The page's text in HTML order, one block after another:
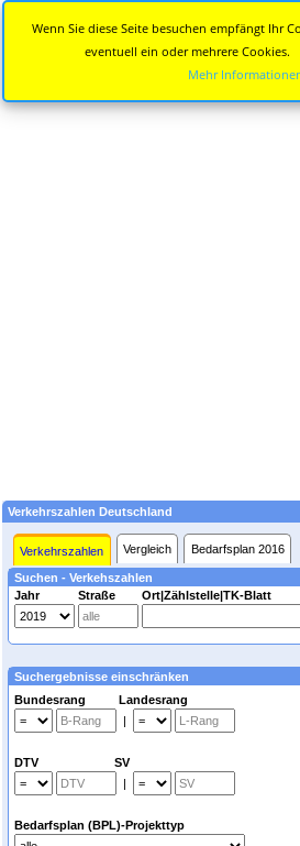
Verkehrszahlen Deutschland
Verkehrszahlen Vergleich Bedarfsplan 2016
Suchen - Verkehszahlen
Jahr
Straße Ort|Zählstelle|TK-Blatt
Suchergebnisse einschränken
Bundesrang Landesrang
|
DTV SV
|
Bedarfsplan (BPL)-Projekttyp
Wenn Sie diese Seite besuchen empfängt Ihr
eventuell ein oder mehrere Cookies.
Mehr